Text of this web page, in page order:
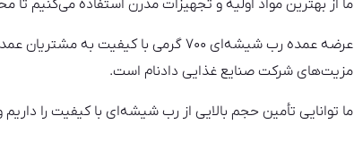
ما از بهترین مواد اولیه و تجهیزات مدرن استفاده می‌کنیم
عرضه عمده رب شیشه‌ای ۷۰۰ گرمی با
مزیت‌های شرکت صنایع غذایی دادنام است.
ما توانایی تأمین حجم بالایی از رب شیشه‌ای با کیفیت را